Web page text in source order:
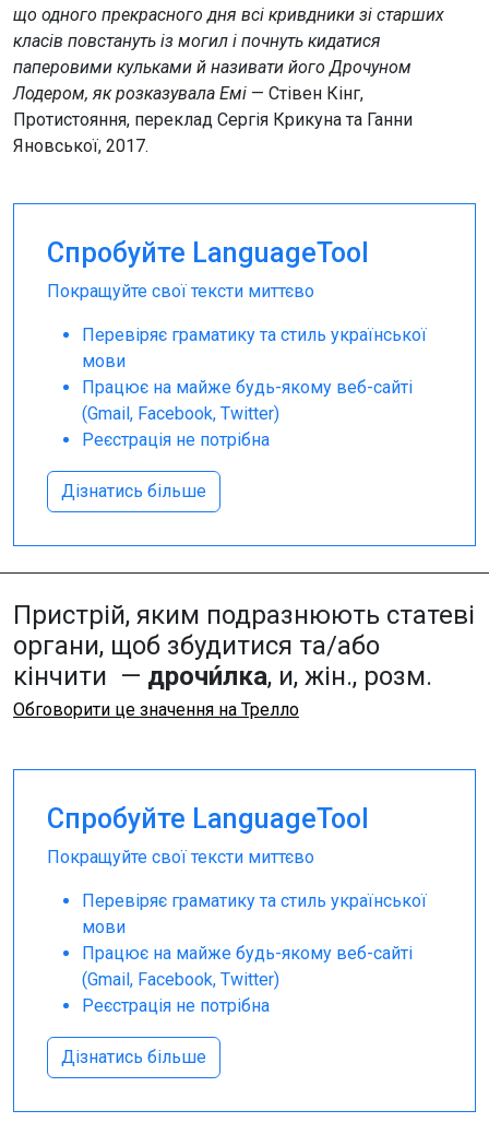
що одного прекрасного дня всі кривдники зі старших
класів повстануть із могил і почнуть кидатися
паперовими кульками й називати його Дрочуном
Лодером, як розказувала Емі — Стівен Кінг,
Протистояння, переклад Сергія Крикуна та Ганни
Яновської, 2017.
Спробуйте LanguageTool
Покращуйте свої тексти миттєво
Перевіряє граматику та стиль української
мови
Працює на майже будь-якому веб-сайті
(Gmail, Facebook, Twitter)
Реєстрація не потрібна
Дізнатись більше
Пристрій, яким подразнюють статеві
органи, щоб збудитися та/або
кінчити — дрочи́лка, и, жін., розм.
Обговорити це значення на Трелло
Спробуйте LanguageTool
Покращуйте свої тексти миттєво
Перевіряє граматику та стиль української
мови
Працює на майже будь-якому веб-сайті
(Gmail, Facebook, Twitter)
Реєстрація не потрібна
Дізнатись більше